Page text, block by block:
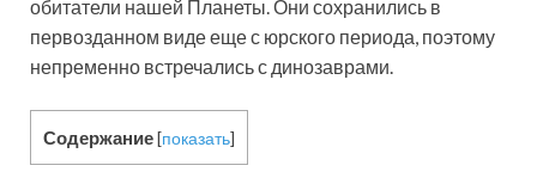
обитатели нашей Планеты. Они сохранились в
первозданном виде еще с юрского периода, поэтому
непременно встречались с динозаврами.
Содержание[показать]